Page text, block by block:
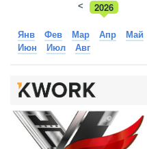
2026
<
Янв Фев Мар Апр
Май
Июн
Июл Авг